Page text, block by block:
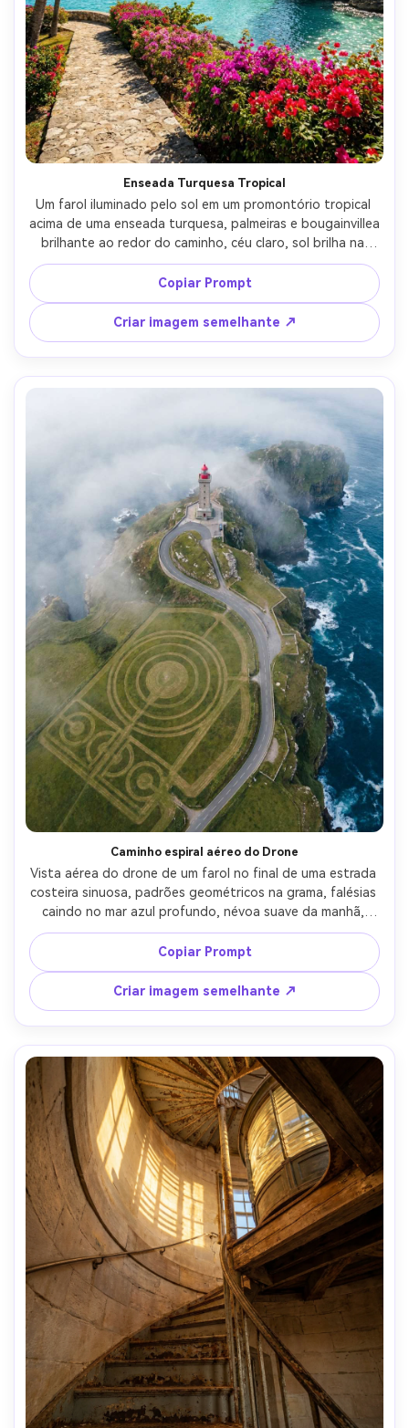
Enseada Turquesa Tropical
Um farol iluminado pelo sol em um promontório tropical
acima de uma enseada turquesa, palmeiras e bougainvillea
brilhante ao redor do caminho, céu claro, sol brilha na
água, disparado em Sony A1, lente de 24 mm, f/5.6, cor
vívida mas natural, olhar polarizador, alto detalhe,
qualidade de folheto de viagem, texturas e sombras
fotorealistas-AR 4:5
Copiar Prompt
Criar imagem semelhante ↗
Caminho espiral aéreo do Drone
Vista aérea do drone de um farol no final de uma estrada
costeira sinuosa, padrões geométricos na grama, falésias
caindo no mar azul profundo, névoa suave da manhã,
tirada como se fosse de um drone DJI, equivalente a
28mm, composição nítida de cima para baixo, detalhes
ultra-realistas, exposição equilibrada, estilo
documentário costeiro cinematográfico-AR 4:5
Copiar Prompt
Criar imagem semelhante ↗